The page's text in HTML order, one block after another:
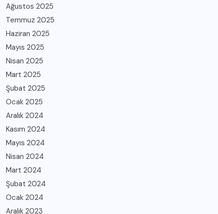
Ağustos 2025
Temmuz 2025
Haziran 2025
Mayıs 2025
Nisan 2025
Mart 2025
Şubat 2025
Ocak 2025
Aralık 2024
Kasım 2024
Mayıs 2024
Nisan 2024
Mart 2024
Şubat 2024
Ocak 2024
Aralık 2023